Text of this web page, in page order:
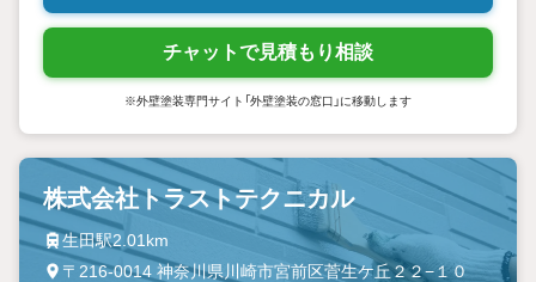
チャットで見積もり相談
※外壁塗装専門サイト「外壁塗装の窓口」に移動します
株式会社トラストテクニカル
生田駅2.01km
〒216-0014 神奈川県川崎市宮前区菅生ケ丘２２−１０